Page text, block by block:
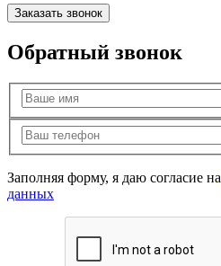
Заказать звонок
Обратный звонок
Заполняя форму, я даю согласие на
данных